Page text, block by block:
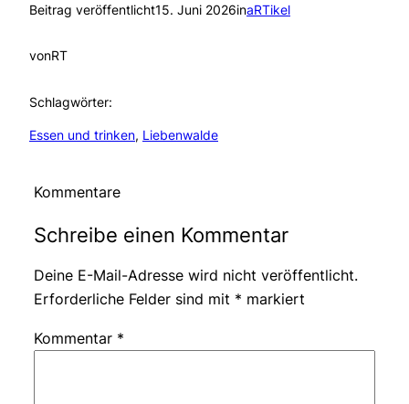
Beitrag veröffentlicht15. Juni 2026inaRTikel
vonRT
Schlagwörter:
Essen und trinken, Liebenwalde
Kommentare
Schreibe einen Kommentar
Deine E-Mail-Adresse wird nicht veröffentlicht.
Erforderliche Felder sind mit * markiert
Kommentar *